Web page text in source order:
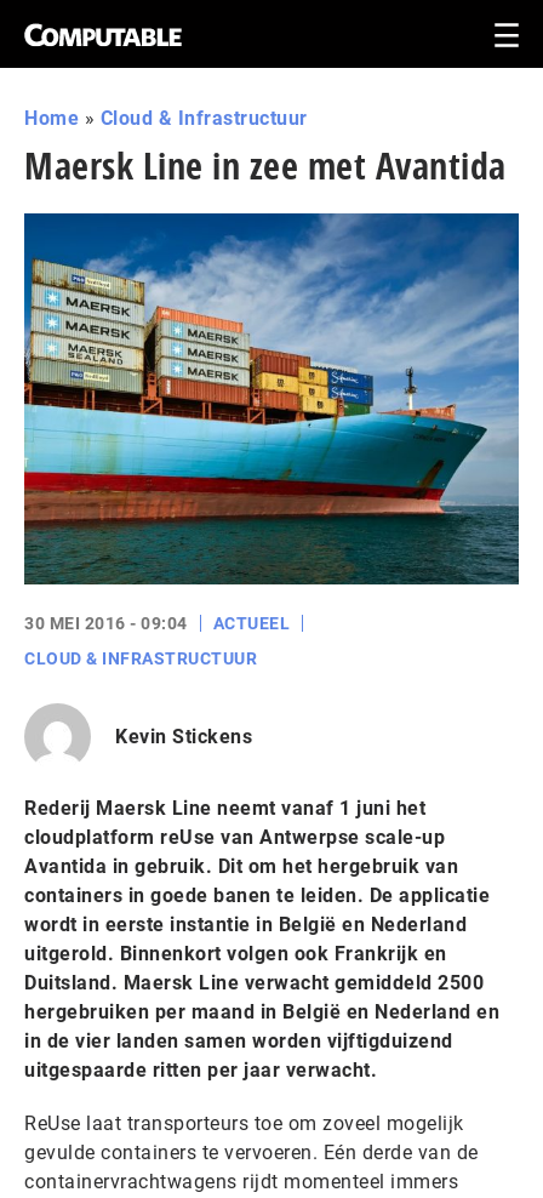
Home » Cloud & Infrastructuur
Maersk Line in zee met Avantida
30 MEI 2016 - 09:04
ACTUEEL
CLOUD & INFRASTRUCTUUR
Kevin Stickens
Rederij Maersk Line neemt vanaf 1 juni het
cloudplatform reUse van Antwerpse scale-up
Avantida in gebruik. Dit om het hergebruik van
containers in goede banen te leiden. De applicatie
wordt in eerste instantie in België en Nederland
uitgerold. Binnenkort volgen ook Frankrijk en
Duitsland. Maersk Line verwacht gemiddeld 2500
hergebruiken per maand in België en Nederland en
in de vier landen samen worden vijftigduizend
uitgespaarde ritten per jaar verwacht.
ReUse laat transporteurs toe om zoveel mogelijk
gevulde containers te vervoeren. Eén derde van de
containervrachtwagens rijdt momenteel immers